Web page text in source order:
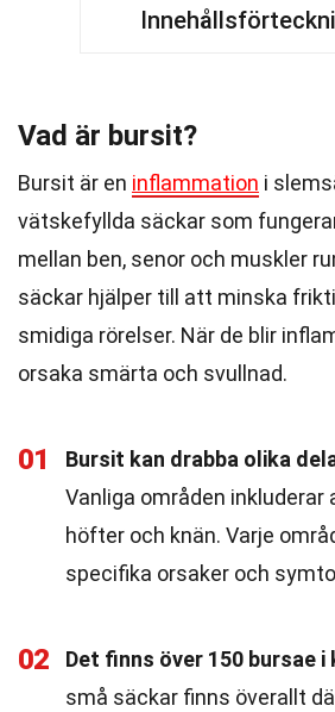
Vad är bursit?
Bursit är en inflammation i
vätskefyllda säckar som
mellan ben, senor och muskler
säckar hjälper till att minska
smidiga rörelser. När de blir
orsaka smärta och svullnad.
01
Bursit kan drabba olika
Vanliga områden inkluderar
höfter och knän. Varje
specifika orsaker och
02 Det finns över 150 bursae i
små säckar finns överallt